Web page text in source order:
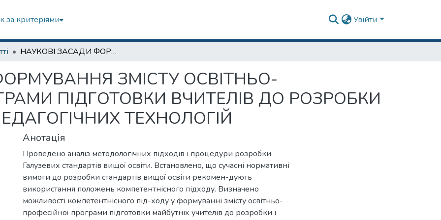
за критеріями Увійти
НАУКОВІ ЗАСАДИ ФОРМУВАННЯ ЗМІСТУ ОСВІТНЬО-ПРОФЕСІЙНОЇ ПРОГРАМИ ПІДГОТОВКИ ВЧИТЕЛІВ ДО РОЗРОБКИ І ВИКОРИСТАННЯ ПЕДАГОГІЧНИХ ТЕХНОЛОГІЙ
ЗМІСТУ ОСВІТНЬО-
ПІДГОТОВКИ ВЧИТЕЛІВ ДО РОЗРОБКИ
ТЕХНОЛОГІЙ
Анотація
Проведено аналіз методологічних підходів і процедури розробки
Галузевих стандартів вищої освіти. Встановлено, що сучасні нормативні
вимоги до розробки стандартів вищої освіти рекомен-дують
використання положень компетентнісного підходу. Визначено
можливості компетентнісного під-ходу у формуванні змісту освітньо-
професійної програми підготовки майбутніх учителів до розробки і